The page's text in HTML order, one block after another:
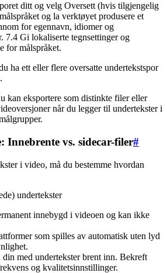
ditt og velg Oversett (hvis tilgjengelig
og la verktøyet produsere et
for egennavn, idiomer og
7.4 Gi lokaliserte tegnsettinger og
for målspråket.
ha ett eller flere oversatte undertekstspor
kan eksportere som distinkte filer eller
når du legger til undertekster i
Innebrente vs. sidecar-filer#
i video, må du bestemme hvordan
undertekster
innebygd i videoen og kan ikke
som spilles av automatisk uten lyd
med undertekster brent inn. Bekreft
og kvalitetsinnstillinger.